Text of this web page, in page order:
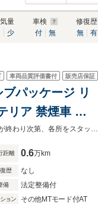
量
少
車検
付
無
修復歴
無
有
車両品質評価書付 販売店保証
ッケージ リ
リア 禁煙車 ワ
低金利 残価設定型ローン 全国納車致します。店頭展示車両はご来店お客様が車両拝見や試乗が終わり次第、各所をスタッフにて除菌殺菌を徹底して行っております。
距離 0.6万km
歴 なし
備 法定整備付
ョン その他MTモード付AT